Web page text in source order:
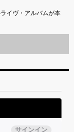
イヴ・アルバムが本